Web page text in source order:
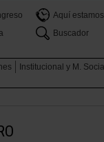
Aquí estamos
Buscador
Institucional y M.